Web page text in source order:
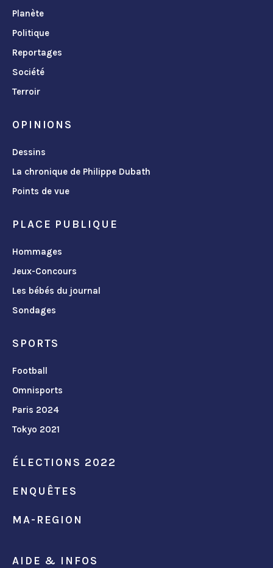
Planète
Politique
Reportages
Société
Terroir
OPINIONS
Dessins
La chronique de Philippe Dubath
Points de vue
PLACE PUBLIQUE
Hommages
Jeux-Concours
Les bébés du journal
Sondages
SPORTS
Football
Omnisports
Paris 2024
Tokyo 2021
ÉLECTIONS 2022
ENQUÊTES
MA-REGION
AIDE & INFOS